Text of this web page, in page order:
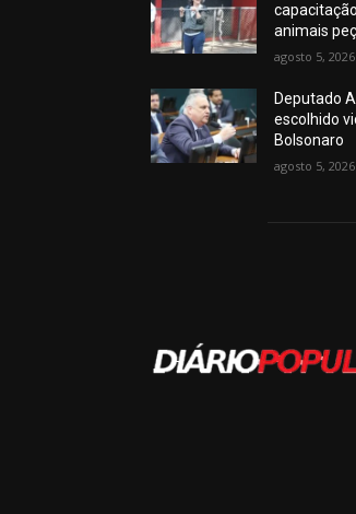
animais
agosto 5, 2026
Deputado
escolhido
Bolsonaro
agosto 5, 2026